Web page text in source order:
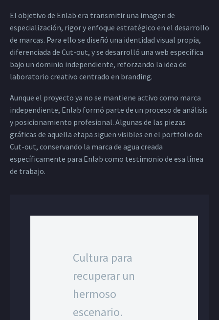
El objetivo de Enlab era transmitir una imagen de
especialización, rigor y enfoque estratégico en el desarrollo
de marcas. Para ello se diseñó una identidad visual propia,
diferenciada de Cut-out, y se desarrolló una web específica
bajo un dominio independiente, reforzando la idea de
laboratorio creativo centrado en branding.
Aunque el proyecto ya no se mantiene activo como marca
independiente, Enlab formó parte de un proceso de análisis
y posicionamiento profesional. Algunas de las piezas
gráficas de aquella etapa siguen visibles en el portfolio de
Cut-out, conservando la marca de agua creada
específicamente para Enlab como testimonio de esa línea
de trabajo.
Cultura para
recuperar un
hermoso
escenario.